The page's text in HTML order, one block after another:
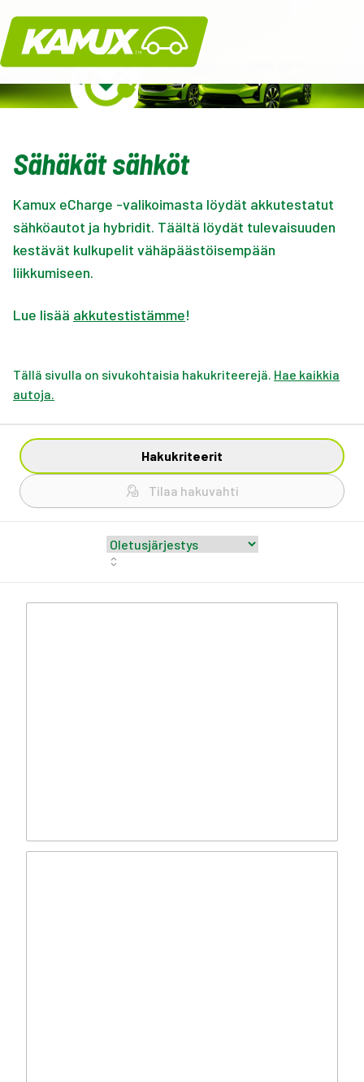
Kamux
Sähäkät sähköt
Kamux eCharge -valikoimasta löydät akkutestatut
sähköautot ja hybridit. Täältä löydät tulevaisuuden
kestävät kulkupelit vähäpäästöisempään
liikkumiseen.
Lue lisää akkutestistämme!
Tällä sivulla on sivukohtaisia hakukriteerejä. Hae kaikkia
autoja.
Hakukriteerit
Tilaa hakuvahti